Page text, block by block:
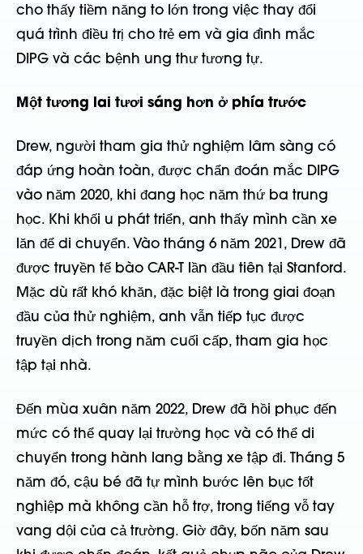
cho thấy tiềm năng to lớn trong việc thay đổi
quá trình điều trị cho trẻ em và gia đình mắc
DIPG và các bệnh ung thư tương tự.
Một tương lai tươi sáng hơn ở phía trước
Drew, người tham gia thử nghiệm lâm sàng có
đáp ứng hoàn toàn, được chẩn đoán mắc DIPG
vào năm 2020, khi đang học năm thứ ba trung
học. Khi khối u phát triển, anh thấy mình cần xe
lăn để di chuyển. Vào tháng 6 năm 2021, Drew đã
được truyền tế bào CAR-T lần đầu tiên tại Stanford.
Mặc dù rất khó khăn, đặc biệt là trong giai đoạn
đầu của thử nghiệm, anh vẫn tiếp tục được
truyền dịch trong năm cuối cấp, tham gia học
tập tại nhà.
Đến mùa xuân năm 2022, Drew đã hồi phục đến
mức có thể quay lại trường học và có thể di
chuyển trong hành lang bằng xe tập đi. Tháng 5
năm đó, cậu bé đã tự mình bước lên bục tốt
nghiệp mà không cần hỗ trợ, trong tiếng vỗ tay
vang dội của cả trường. Giờ đây, bốn năm sau